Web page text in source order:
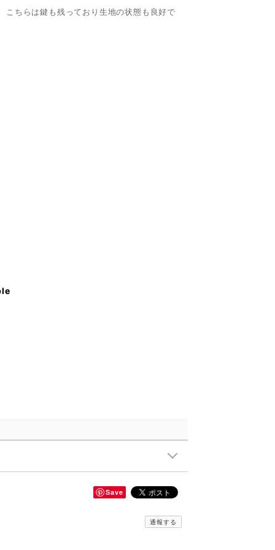
こちらは鍵も残っており生地の状態も良好で
Save
通報する